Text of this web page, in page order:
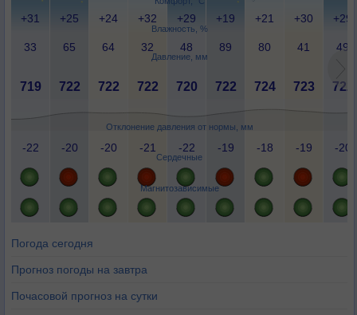
Влажность, %
Давление, мм
Отклонение давления от нормы, мм
Сердечные
Магнитозависимые
+31 +25 +24 +32 +29 +19 +21 +30 +29
33 65 64 32 48 89 80 41 49
719 722 722 722 720 722 724 723 722
-22 -20 -20 -21 -22 -19 -18 -19 -20
Погода сегодня
Прогноз погоды на завтра
Почасовой прогноз на сутки